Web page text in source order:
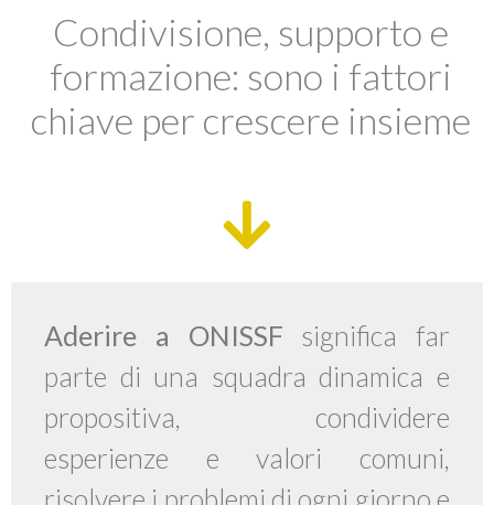
Condivisione, supporto e
formazione: sono i fattori
chiave per crescere insieme
Aderire a ONISSF significa far
parte di una squadra dinamica e
propositiva, condividere
esperienze e valori comuni,